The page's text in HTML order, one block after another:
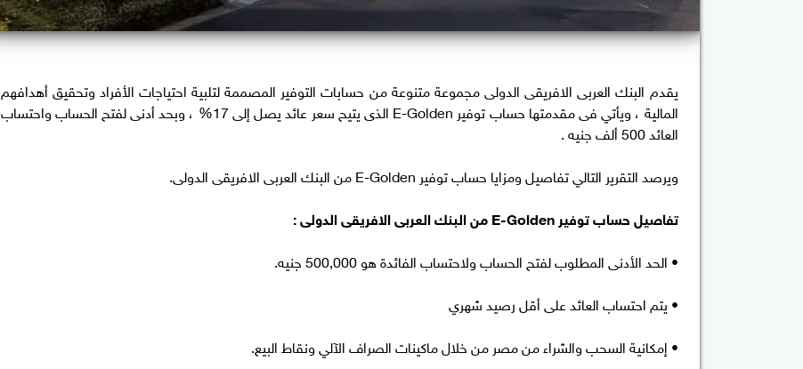
يقدم البنك العربى الافريقى الدولى مجموعة متنوعة من حسابات التوفير المصممة لتلبية احتياجات الأفراد وتحقيق أهدافهم
المالية ، ويأتي فى مقدمتها حساب توفير E-Golden الذى يتيح سعر عائد يصل إلى 17% ، وبحد أدنى لفتح الحساب واحتساب
العائد 500 ألف جنيه .
ويرصد التقرير التالي تفاصيل ومزايا حساب توفير E-Golden من البنك العربى الافريقى الدولى.
تفاصيل حساب توفير E-Golden من البنك العربى الافريقى الدولى :
• الحد الأدنى المطلوب لفتح الحساب ولاحتساب الفائدة هو 500,000 جنيه.
• يتم احتساب العائد على أقل رصيد شهري
• إمكانية السحب والشراء من مصر من خلال ماكينات الصراف الآلي ونقاط البيع.